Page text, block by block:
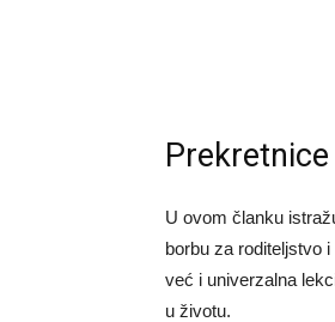
U ovom članku
borbu za roditeljstvo
već i univerzalna
u životu.